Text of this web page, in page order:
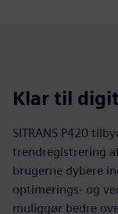
Klar til
SITRANS P420
trendregistrering
brugerne dybere
optimerings- og
muliggør bedre